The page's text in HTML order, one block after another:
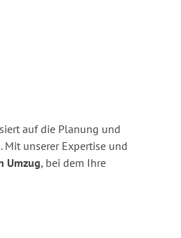
auf die Planung und
Mit unserer Expertise und
Umzug, bei dem Ihre